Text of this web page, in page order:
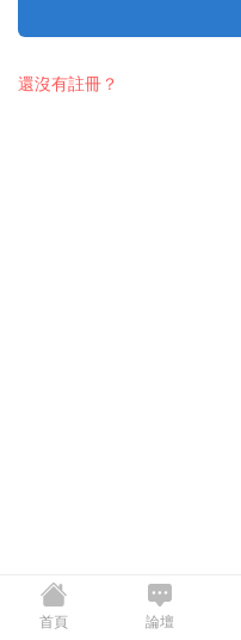
還沒有註冊？
首頁 論壇